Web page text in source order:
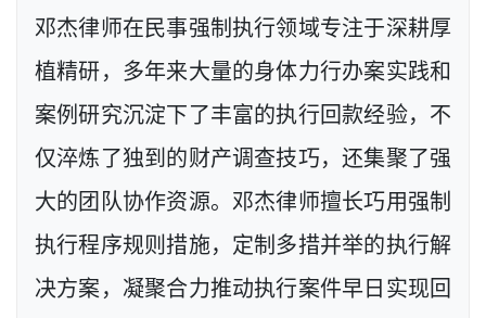
邓杰律师在民事强制执行领域专注于深耕厚
植精研，多年来大量的身体力行办案实践和
案例研究沉淀下了丰富的执行回款经验，不
仅淬炼了独到的财产调查技巧，还集聚了强
大的团队协作资源。邓杰律师擅长巧用强制
执行程序规则措施，定制多措并举的执行解
决方案，凝聚合力推动执行案件早日实现回